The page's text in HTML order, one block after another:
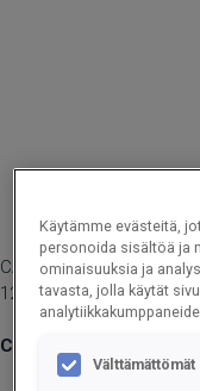
CARGOTEC OYJ,
12.00
Cargotec Oyj, johdon
Käytämme evästeitä,
personoida sisältöä ja
ominaisuuksia ja
tavasta, jolla käytät